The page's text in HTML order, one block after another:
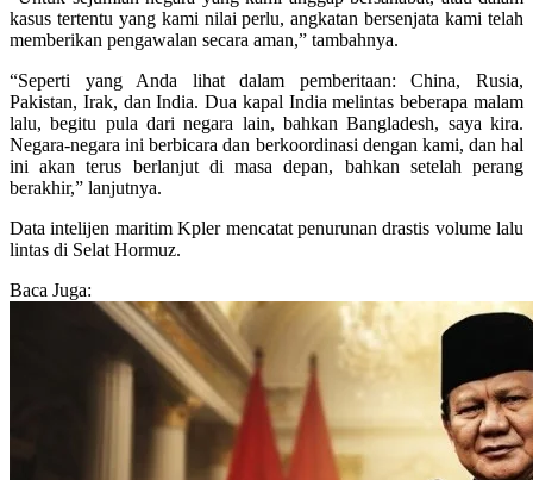
kasus tertentu yang kami nilai perlu, angkatan bersenjata kami telah
memberikan pengawalan secara aman,” tambahnya.
“Seperti yang Anda lihat dalam pemberitaan: China, Rusia,
Pakistan, Irak, dan India. Dua kapal India melintas beberapa malam
lalu, begitu pula dari negara lain, bahkan Bangladesh, saya kira.
Negara-negara ini berbicara dan berkoordinasi dengan kami, dan hal
ini akan terus berlanjut di masa depan, bahkan setelah perang
berakhir,” lanjutnya.
Data intelijen maritim Kpler mencatat penurunan drastis volume lalu
lintas di Selat Hormuz.
Baca Juga: